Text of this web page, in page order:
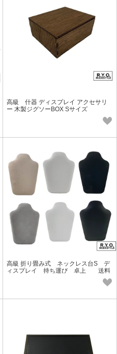
高級 什器 ディスプレイ アクセサリ
ー 木製ジグソーBOX Sサイズ
高級 折り畳み式 ネックレス台S デ
ィスプレイ 持ち運び 卓上 送料